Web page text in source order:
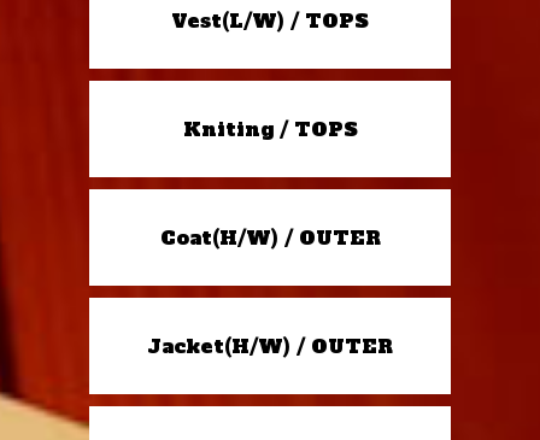
Vest(L/W) / TOPS
Kniting / TOPS
Coat(H/W) / OUTER
Jacket(H/W) / OUTER